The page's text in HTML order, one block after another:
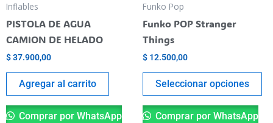
Inflables
PISTOLA DE AGUA
CAMION DE HELADO
$37.900,00
Agregar al carrito
Comprar por WhatsApp
Funko Pop
Funko POP Stranger
Things
$ 12.500,00
Seleccionar opciones
Comprar por WhatsApp